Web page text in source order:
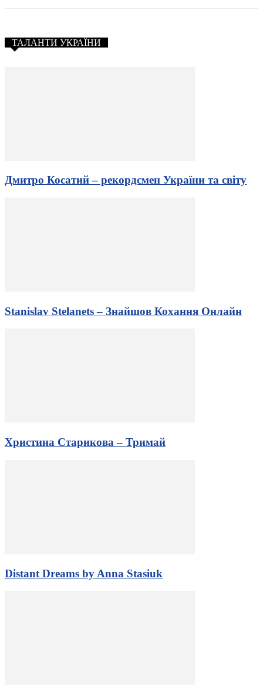
ТАЛАНТИ УКРАЇНИ
Дмитро Косатий – рекордсмен України та світу
Stanislav Stelanets – Знайшов Кохання Онлайн
Христина Старикова – Тримай
Distant Dreams by Anna Stasiuk